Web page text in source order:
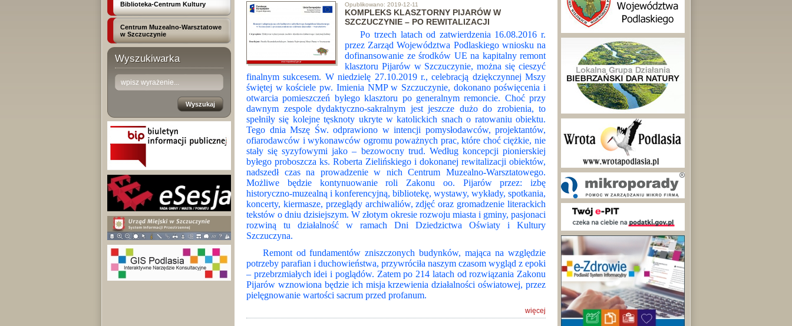
Biblioteka-Centrum Kultury
Centrum Muzealno-Warsztatowe
w Szczuczynie
Wyszukiwarka
Opublikowano: 2019-12-11
KOMPLEKS KLASZTORNY PIJARÓW W
SZCZUCZYNIE – PO REWITALIZACJI
Po trzech latach od zatwierdzenia 16.08.2016 r.
przez Zarząd Województwa Podlaskiego wniosku na
dofinansowanie ze środków UE na kapitalny remont
klasztoru Pijarów w Szczuczynie, można się cieszyć
finalnym sukcesem. W niedzielę 27.10.2019 r., celebracją dziękczynnej Mszy
świętej w kościele pw. Imienia NMP w Szczuczynie, dokonano poświęcenia i
otwarcia pomieszczeń byłego klasztoru po generalnym remoncie. Choć przy
dawnym zespole dydaktyczno-sakralnym jest jeszcze dużo do zrobienia, to
spełniły się kolejne tęsknoty ukryte w katolickich snach o ratowaniu obiektu.
Tego dnia Mszę Św. odprawiono w intencji pomysłodawców, projektantów,
ofiarodawców i wykonawców ogromu poważnych prac, które choć ciężkie, nie
stały się syzyfowymi jako – bezowocny trud. Według koncepcji pionierskiej
byłego proboszcza ks. Roberta Zielińskiego i dokonanej rewitalizacji obiektów,
nadszedł czas na prowadzenie w nich Centrum Muzealno-Warsztatowego.
Możliwe będzie kontynuowanie roli Zakonu oo. Pijarów przez: izbę
historyczno-muzealną i konferencyjną, bibliotekę, wystawy, wykłady, spotkania,
koncerty, kiermasze, przeglądy archiwaliów, zdjęć oraz gromadzenie literackich
tekstów o dniu dzisiejszym. W złotym okresie rozwoju miasta i gminy, pasjonaci
rozwiną tu działalność w ramach Dni Dziedzictwa Oświaty i Kultury
Szczuczyna.
Remont od fundamentów zniszczonych budynków, mająca na względzie
potrzeby parafian i duchowieństwa, przywróciła naszym czasom wygląd z epoki
– przebrzmiałych idei i poglądów. Zatem po 214 latach od rozwiązania Zakonu
Pijarów wznowiona będzie ich misja krzewienia działalności oświatowej, przez
pielęgnowanie wartości sacrum przed profanum.
więcej